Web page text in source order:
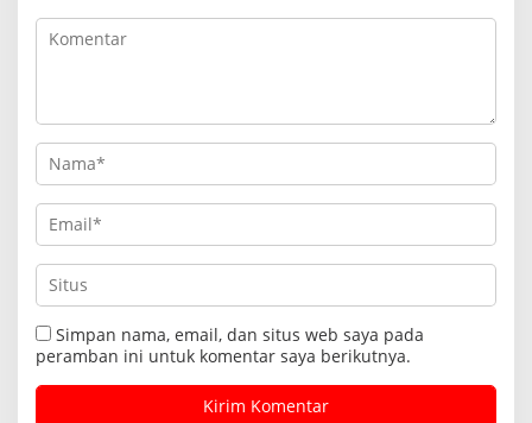
Simpan nama, email, dan situs web saya pada
peramban ini untuk komentar saya berikutnya.